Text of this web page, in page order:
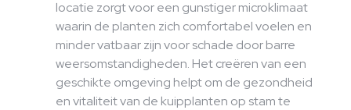
locatie zorgt voor een gunstiger microklimaat
waarin de planten zich comfortabel voelen en
minder vatbaar zijn voor schade door barre
weersomstandigheden. Het creëren van een
geschikte omgeving helpt om de gezondheid
en vitaliteit van de kuipplanten op stam te